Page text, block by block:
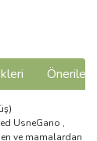
UsneGano ,
ve mamalardan